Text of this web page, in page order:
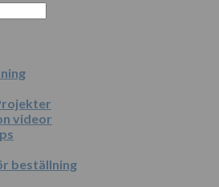
videor
beställning